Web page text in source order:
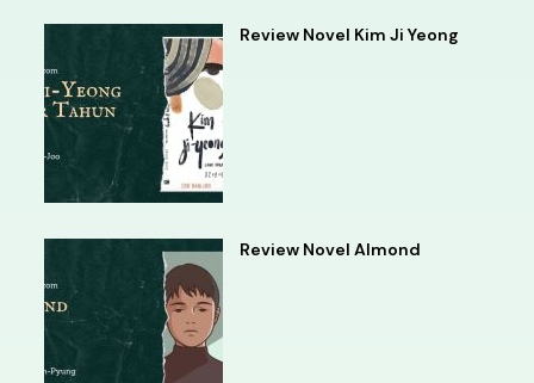
Review Novel Kim Ji Yeong
Review Novel Almond